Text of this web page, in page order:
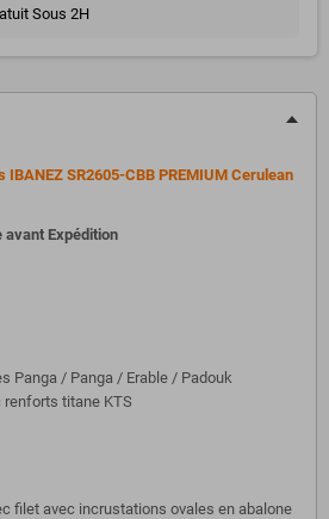
Sous 2H
SR2605-CBB PREMIUM Cerulean
avant Expédition
Panga / Panga / Erable / Padouk
titane KTS
filet avec incrustations ovales en abalone